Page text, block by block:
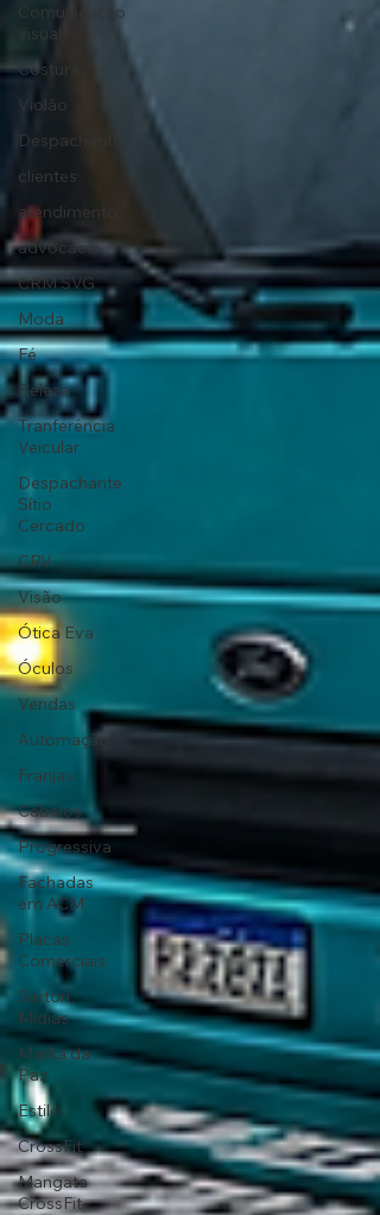
Comunicação
visual
Costura
Violão
Despachante
clientes
atendimento
advocacia
CRM SVG
Moda
Fé
Beleza
Tranferência
Veicular
Despachante
Sítio
Cercado
CRV
Visão
Ótica Eva
Óculos
Vendas
Automação
Franjas
Cabelos
Progressiva
Fachadas
em ACM
Placas
Comerciais
Sartori
Mídias
Marka da
Paz
Estilo
CrossFit
Mangata
CrossFit